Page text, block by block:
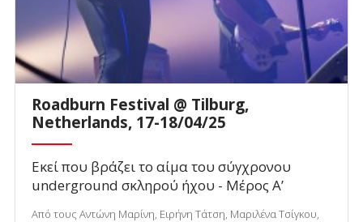
Roadburn Festival @ Tilburg,
Netherlands, 17-18/04/25
Εκεί που βράζει το αίμα του σύγχρονου
underground σκληρού ήχου - Μέρος Α’
Από τους Αντώνη Μαρίνη, Ειρήνη Τάτση, Μαριλένα Τσίγκου,